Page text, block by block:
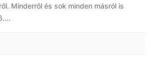
Minderről és sok minden másról is